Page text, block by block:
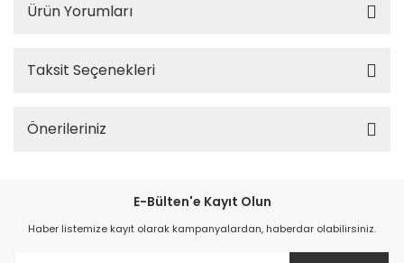
Ürün Yorumları
Taksit Seçenekleri
Önerileriniz
E-Bülten'e Kayıt Olun
Haber listemize kayıt olarak kampanyalardan, haberdar olabilirsiniz.